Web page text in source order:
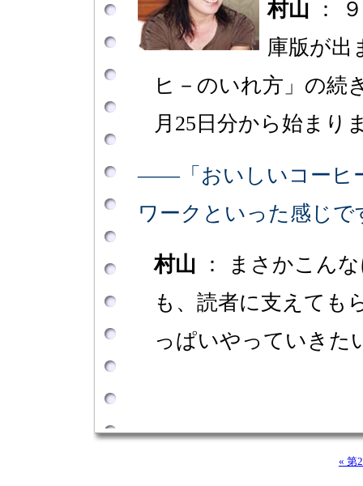
村山 ：
庫版が出
ヒ－のいれ方」の続
月25日分から始まり
――「おいしいコーヒ
ワークといった感じで
村山 ： まさかこん
も、読者に支えても
っぱいやっていきた
« 第